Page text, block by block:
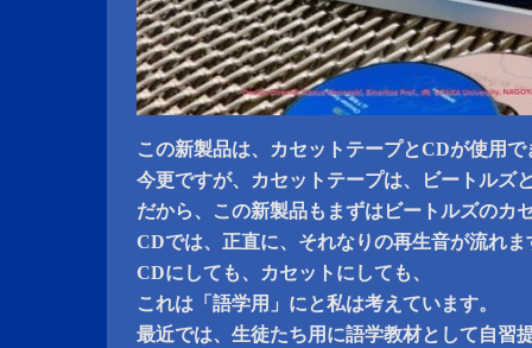
この新製品は、カセットテープとCDが使用で
今更ですが、カセットテープは、ビートルズ
だから、この新製品もまずはビートルズのカ
CDでは、正直に、それなりの再生音が流れま
CDにしても、カセットにしても、
これは「語学用」にと私は考えています。
最近では、生徒たち用に語学教材として自習